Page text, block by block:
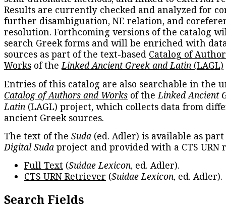
Results are currently checked and analyzed for
further disambiguation, NE relation, and
resolution. Forthcoming versions of the catalog
search Greek forms and will be enriched with
sources as part of the text-based Catalog of
Works of theLinked Ancient Greek and Latin (LAGL)
Entries of this catalog are also searchable in the
Catalog of Authors and Works of theLinked Ancient
Latin (LAGL) project, which collects data from
ancient Greek sources.
The text of the Suda (ed. Adler) is available as
Digital Suda project and provided with a CTS URN
Full Text (Suidae Lexicon, ed. Adler).
CTS URN Retriever (Suidae Lexicon, ed. Adler).
Search Fields